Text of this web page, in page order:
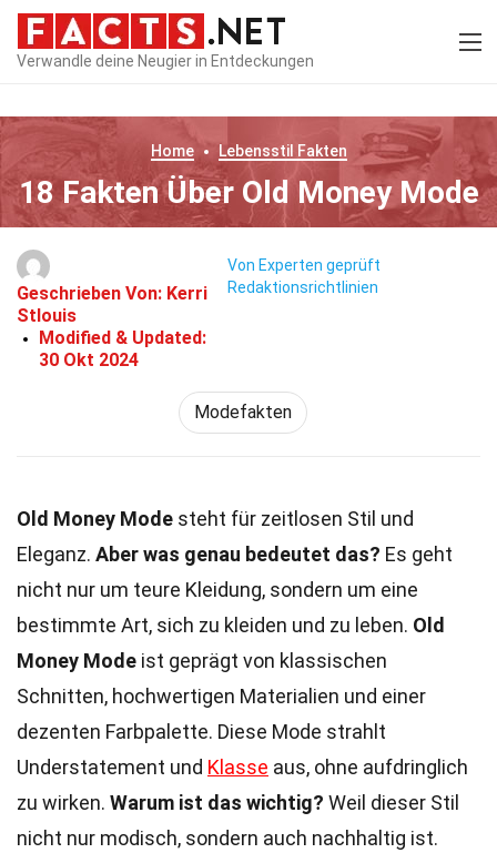
Verwandle deine Neugier in Entdeckungen
Home Lebensstil Fakten
18 Fakten Über Old Money Mode
Geschrieben Von: Kerri
Stlouis
Modified & Updated:
30 Okt 2024
Von Experten geprüft
Redaktionsrichtlinien
Modefakten
Old Money Mode steht für zeitlosen Stil und
Eleganz. Aber was genau bedeutet das? Es geht
nicht nur um teure Kleidung, sondern um eine
bestimmte Art, sich zu kleiden und zu leben. Old
Money Mode ist geprägt von klassischen
Schnitten, hochwertigen Materialien und einer
dezenten Farbpalette. Diese Mode strahlt
Understatement und Klasse aus, ohne aufdringlich
zu wirken. Warum ist das wichtig? Weil dieser Stil
nicht nur modisch, sondern auch nachhaltig ist.